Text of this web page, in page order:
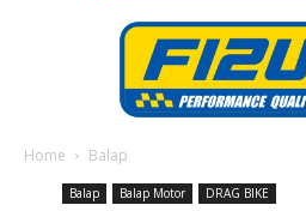
Home Balap
Balap Balap Motor DRAG BIKE